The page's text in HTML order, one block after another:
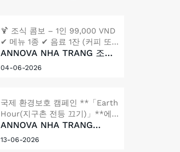
04-06-2026
ANNOVA NHA TRANG 조식
콤보
🍹 조식 콤보 – 1인 99,000 VND
✔ 메뉴 1종 ✔ 음료 1잔 (커피 또
는 주스)
13-06-2026
ANNOVA NHA TRANG
HOTEL, 「EARTH HOUR」
캠페인 '불을 끄고, 촛불을 밝
국제 환경보호 캠페인 **「Earth
Hour(지구촌 전등 끄기)」**에
동참하기 위해 Annova Nha
Trang Hotel은 호텔 로비에서